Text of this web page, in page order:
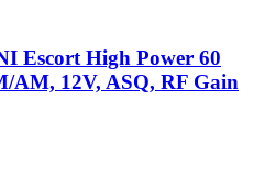
Escort High Power 60
AM, 12V, ASQ, RF Gain